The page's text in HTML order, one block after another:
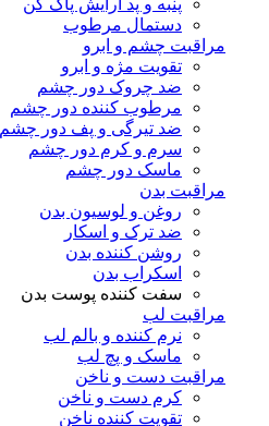
دستمال مرطوب
مراقبت چشم و ابرو
تقویت مژه و ابرو
ضد چروک دور چشم
مرطوب کننده دور چشم
ضد تیرگی و پف دور چشم
سرم و کرم دور چشم
ماسک دور چشم
مراقبت بدن
روغن و لوسیون بدن
ضد ترک و اسکار
روشن کننده بدن
اسکراب بدن
سفت کننده پوست بدن
مراقبت لب
نرم کننده و بالم لب
ماسک و پچ لب
مراقبت دست و ناخن
کرم دست و ناخن
تقویت کننده ناخن